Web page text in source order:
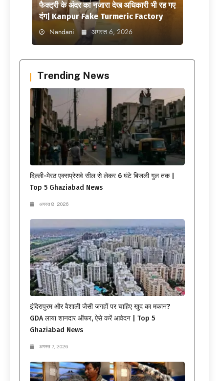
फैक्ट्री के अंदर का नजारा देख अधिकारी भी रह गए
दंग| Kanpur Fake Turmeric Factory
Nandani अगस्त 6, 2026
Trending News
दिल्ली-मेरठ एक्सप्रेसवे सील से लेकर 6 घंटे बिजली गुल तक |
Top 5 Ghaziabad News
अगस्त 8, 2026
इंदिरापुरम और वैशाली जैसी जगहों पर चाहिए खुद का मकान?
GDA लाया शानदार ऑफर, ऐसे करें आवेदन | Top 5
Ghaziabad News
अगस्त 7, 2026